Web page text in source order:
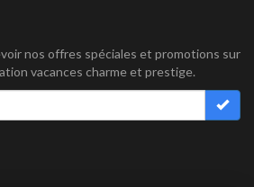
nos offres spéciales et promotions sur
vacances charme et prestige.